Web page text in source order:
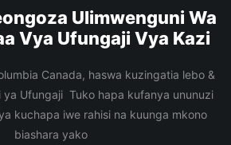
Ulimwenguni Wa
Vya Ufungaji Vya Kazi
Canada, haswa kuzingatia lebo &
ya Ufungaji Tuko hapa kufanya ununuzi
kuchapa iwe rahisi na kuunga mkono
biashara yako